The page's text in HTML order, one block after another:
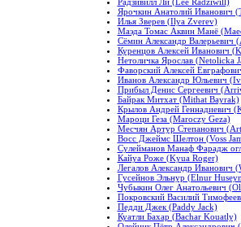
Ярочкин Анатолий Иванович
Илья Зверев (Ilya Zverev)
Маэда Томас Аквин Манё
Сёмин Александр Валерьевич
Куренцов Алексей Иванович
Нетоличка Ярослав (Netolicka
Фаворский Алексей
Иванов Александр Юльевич
Прибыл Денис Сергеевич
Байрак Митхат (Mithat Bayrak)
Крылов Андрей Геннадиевич
Мароци Геза (Maroczy Geza)
Месчян Артур Степанович
Восс Джеймс Шелтон (Voss
Сулейманов Манаф Фарадж
Кайуа Роже (Kyua Roger)
Легалов Александр Иванович
Гусейнов Эльнур (Elnur
Чубыкин Олег Анатольевич
Покровский Василий
Педди Джек (Paddy Jack)
Куатли Бахар (Bachar Kouatly)